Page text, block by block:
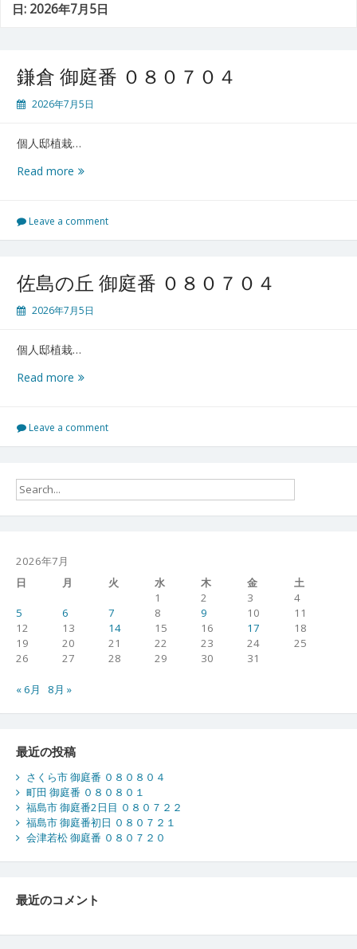
日: 2026年7月5日
鎌倉 御庭番 ０８０７０４
2026年7月5日
個人邸植栽…
Read more 鎌
庭
番
０
７
０
Leave a comment
佐島の丘 御庭番 ０８０７０４
2026年7月5日
個人邸植栽…
Read more 佐
丘
御
番
Leave a comment
2026年7月
日
月 火 水 木 金
土
1
2 3
4
5
6 7 8 9 10
11
12
13 14 15 16 17
18
19
20 21 22 23 24
25
26
27 28 29 30 31
« 6月 8月 »
最近の投稿
さくら市 御庭番 ０８０８０４
町田 御庭番 ０８０８０１
福島市 御庭番2日目 ０８０７２２
福島市 御庭番初日 ０８０７２１
会津若松 御庭番 ０８０７２０
最近のコメント